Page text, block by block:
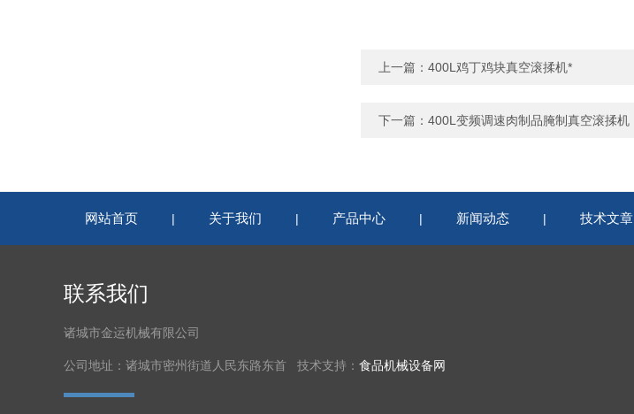
上一篇： 400L鸡丁鸡块真空滚揉机*
下一篇： 400L变频调速肉制品腌制真空滚揉机
网站首页 | 关于我们 | 产品中心 | 新闻动态 | 技术文章
联系我们
诸城市金运机械有限公司
公司地址：诸城市密州街道人民东路东首 技术支持： 食品机械设备网